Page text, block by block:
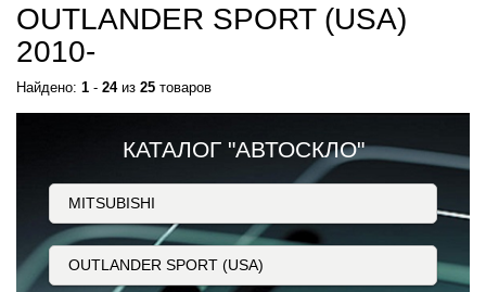
OUTLANDER SPORT (USA)
2010-
Найдено: 1 - 24из 25 товаров
КАТАЛОГ "АВТОСКЛО"